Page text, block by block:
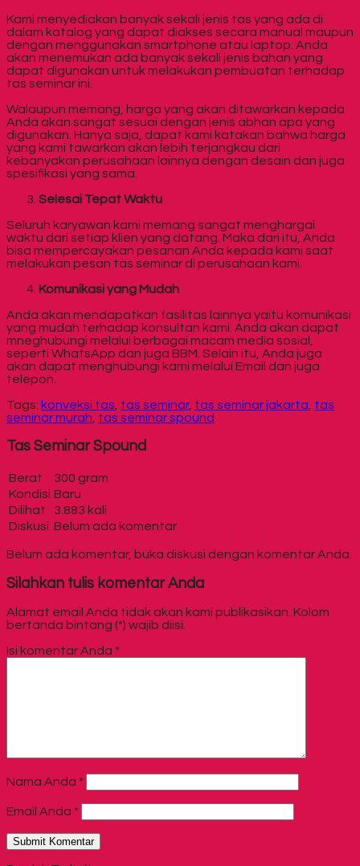
Kami menyediakan banyak sekali jenis tas yang ada di
dalam katalog yang dapat diakses secara manual maupun
dengan menggunakan smartphone atau laptop. Anda
akan menemukan ada banyak sekali jenis bahan yang
dapat digunakan untuk melakukan pembuatan terhadap
tas seminar ini.
Walaupun memang, harga yang akan ditawarkan kepada
Anda akan sangat sesuai dengan jenis abhan apa yang
digunakan. Hanya saja, dapat kami katakan bahwa harga
yang kami tawarkan akan lebih terjangkau dari
kebanyakan perusahaan lainnya dengan desain dan juga
spesifikasi yang sama.
Selesai Tepat Waktu
Seluruh karyawan kami memang sangat menghargai
waktu dari setiap klien yang datang. Maka dari itu, Anda
bisa mempercayakan pesanan Anda kepada kami saat
melakukan pesan tas seminar di perusahaan kami.
Komunikasi yang Mudah
Anda akan mendapatkan fasilitas lainnya yaitu komunikasi
yang mudah terhadap konsultan kami. Anda akan dapat
mneghubungi melalui berbagai macam media sosial,
seperti WhatsApp dan juga BBM. Selain itu, Anda juga
akan dapat menghubungi kami melalui Email dan juga
telepon.
Tags: konveksi tas tas seminar, tas seminar jakarta tas
seminar murah tas seminar spound
Tas Seminar Spound
Berat
300 gram
Kondisi Baru
Dilihat
3.883 kali
Diskusi Belum ada komentar
Belum ada komentar, buka diskusi dengan komentar Anda.
Silahkan tulis komentar Anda
Alamat email Anda tidak akan kami publikasikan. Kolom
bertanda bintang (*) wajib diisi.
Isi komentar Anda *
Nama Anda *
Email Anda *